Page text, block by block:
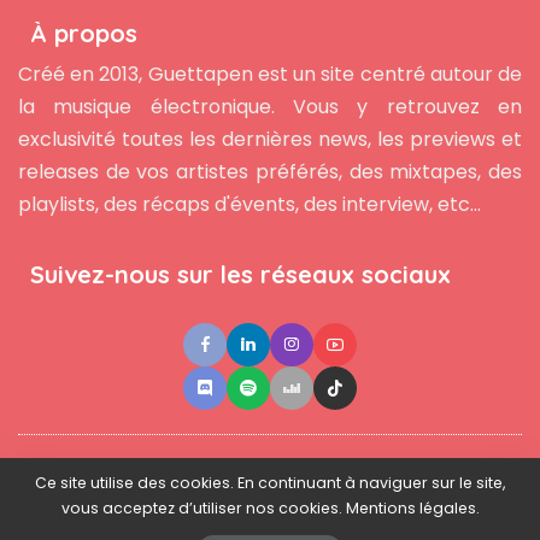
À propos
Créé en 2013, Guettapen est un site centré autour de
la musique électronique. Vous y retrouvez en
exclusivité toutes les dernières news, les previews et
releases de vos artistes préférés, des mixtapes, des
playlists, des récaps d'évents, des interview, etc...
Suivez-nous sur les réseaux sociaux
Contact ●Newsletter ● L'équipe ● Mentions légales
Ce site utilise des cookies. En continuant à naviguer sur le site,
vous acceptez d’utiliser nos cookies. Mentions légales.